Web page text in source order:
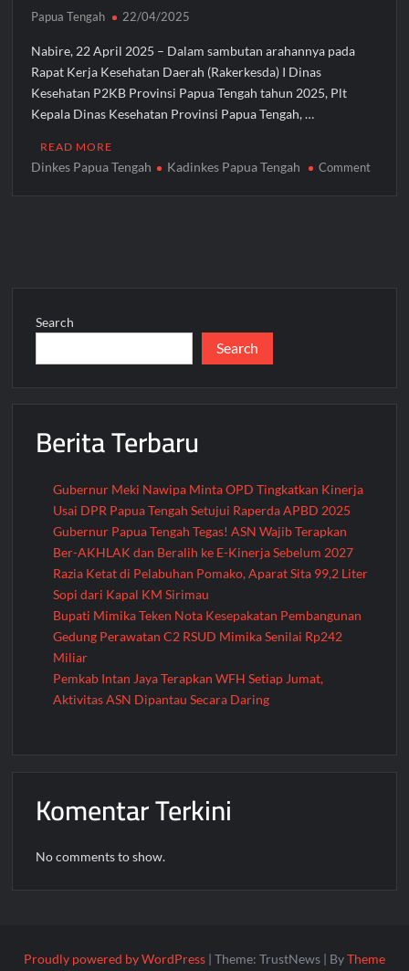
Papua Tengah 22/04/2025
Nabire, 22 April 2025 – Dalam sambutan arahannya pada
Rapat Kerja Kesehatan Daerah (Rakerkesda) I Dinas
Kesehatan P2KB Provinsi Papua Tengah tahun 2025, Plt
Kepala Dinas Kesehatan Provinsi Papua Tengah, …
READ MORE
Dinkes Papua Tengah Kadinkes Papua Tengah Commenton
Search
Search
Berita Terbaru
Gubernur Meki Nawipa Minta OPD Tingkatkan Kinerja
Usai DPR Papua Tengah Setujui Raperda APBD 2025
Gubernur Papua Tengah Tegas! ASN Wajib Terapkan
Ber-AKHLAK dan Beralih ke E-Kinerja Sebelum 2027
Razia Ketat di Pelabuhan Pomako, Aparat Sita 99,2 Liter
Sopi dari Kapal KM Sirimau
Bupati Mimika Teken Nota Kesepakatan Pembangunan
Gedung Perawatan C2 RSUD Mimika Senilai Rp242
Miliar
Pemkab Intan Jaya Terapkan WFH Setiap Jumat,
Aktivitas ASN Dipantau Secara Daring
Komentar Terkini
No comments to show.
Proudly powered by WordPress | Theme: TrustNews | ByTheme